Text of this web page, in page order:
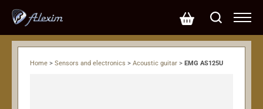
Home > Sensors and electronics > Acoustic guitar > EMG AS125U